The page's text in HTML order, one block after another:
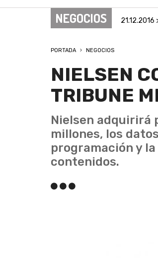
NEGOCIOS 21.12.2016
PORTADA NEGOCIOS
NIELSEN
TRIBUNE
Nielsen adquirirá
millones, los
programación y
contenidos.